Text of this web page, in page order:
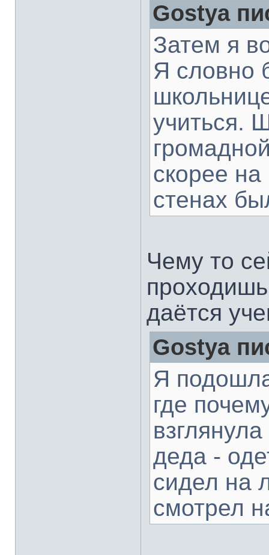
Gostya
Затем я
Я словно
учиться.
скорее на
стенах
Чему то
даётся
Gostya
Я
где
деда -
сидел на
смотрел